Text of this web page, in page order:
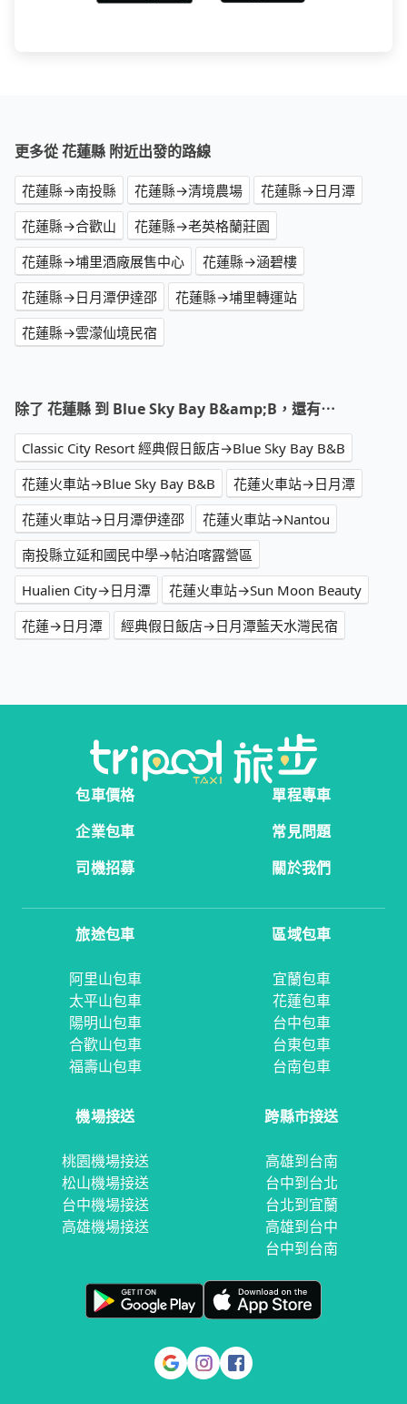
更多從 花蓮縣 附近出發的路線
花蓮縣→南投縣 花蓮縣→清境農場
花蓮縣→日月潭
花蓮縣→合歡山
花蓮縣→老英格蘭莊園
花蓮縣→埔里酒廠展售中心
花蓮縣→涵碧樓
花蓮縣→日月潭伊達邵
花蓮縣→埔里轉運站
花蓮縣→雲濛仙境民宿
除了 花蓮縣 到 Blue Sky Bay B&amp;B，還有⋯
Classic City Resort 經典假日飯店→Blue Sky Bay B&B
花蓮火車站→Blue Sky Bay B&B
花蓮火車站→日月潭
花蓮火車站→日月潭伊達邵
花蓮火車站→Nantou
南投縣立延和國民中學→帖泊喀露營區
Hualien City→日月潭
花蓮火車站→Sun Moon Beauty
花蓮→日月潭
經典假日飯店→日月潭藍天水灣民宿
包車價格
單程專車
企業包車
常見問題
司機招募
關於我們
旅途包車
阿里山包車
太平山包車
陽明山包車
合歡山包車
福壽山包車
區域包車
宜蘭包車
花蓮包車
台中包車
台東包車
台南包車
機場接送
桃園機場接送
松山機場接送
台中機場接送
高雄機場接送
跨縣市接送
高雄到台南
台中到台北
台北到宜蘭
高雄到台中
台中到台南